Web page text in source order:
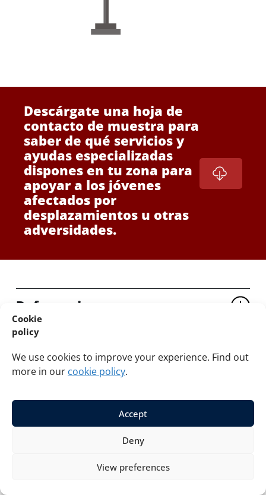
Cookie
policy
We use cookies to improve your experience. Find out
more in our cookie policy.
Accept
Deny
View preferences
Descárgate una hoja de
contacto de muestra para
saber de qué servicios y
ayudas especializadas
dispones en tu zona para
apoyar a los jóvenes
afectados por
desplazamientos u otras
adversidades.
Referencias
5. Valores fundamentales
7. Jugada a jugada